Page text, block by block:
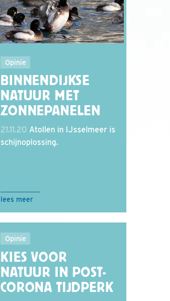
Opinie
BINNENDIJKSE
NATUUR MET
ZONNEPANELEN
21.11.20 Atollen in IJsselmeer is
schijnoplossing.
lees meer
Opinie
KIES VOOR
NATUUR IN POST-
CORONA TIJDPERK